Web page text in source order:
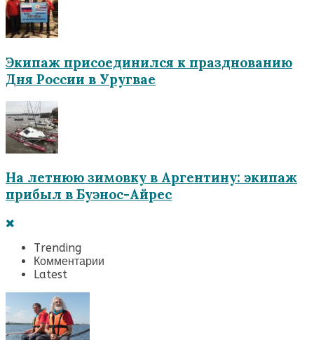
Экипаж присоединился к празднованию
Дня России в Уругвае
На летнюю зимовку в Аргентину: экипаж
прибыл в Буэнос-Айрес
Trending
Комментарии
Latest